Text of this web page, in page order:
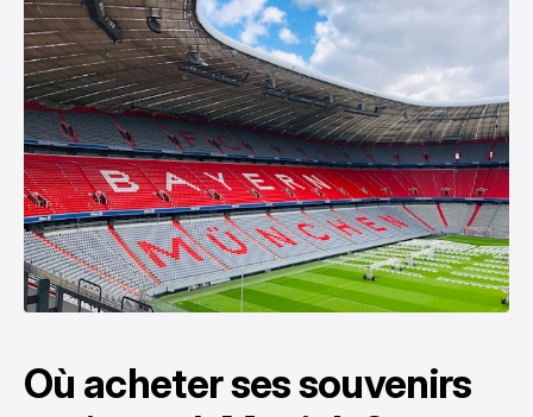
Où acheter ses souvenirs